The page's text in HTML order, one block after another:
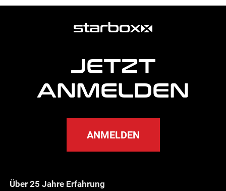
JETZT
ANMELDEN
ANMELDEN
Über 25 Jahre Erfahrung